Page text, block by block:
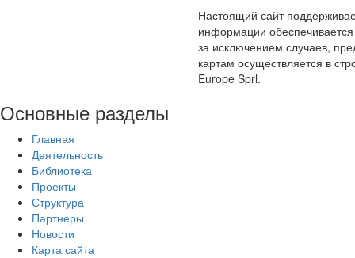
Настоящий сайт
информации
за исключением случаев,
картам осуществляется в
Europe Sprl.
Основные разделы
Главная
Деятельность
Библиотека
Проекты
Структура
Партнеры
Новости
Карта сайта